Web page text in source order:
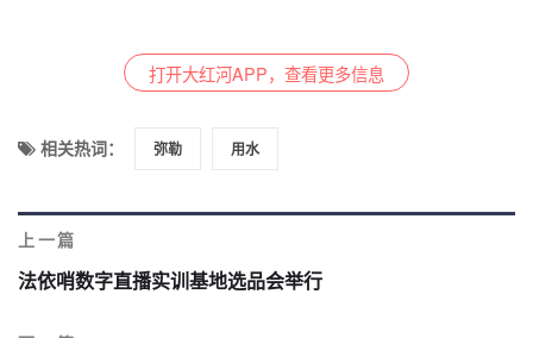
打开大红河APP，查看更多信息
相关热词： 弥勒 用水
上一篇
法依哨数字直播实训基地选品会举行